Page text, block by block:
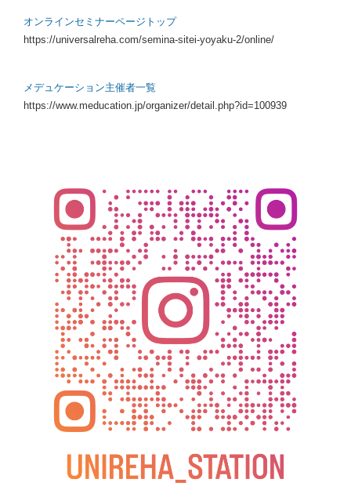
オンラインセミナーページトップ
https://universalreha.com/semina-sitei-yoyaku-2/online/
メデュケーション主催者一覧
https://www.meducation.jp/organizer/detail.php?id=100939